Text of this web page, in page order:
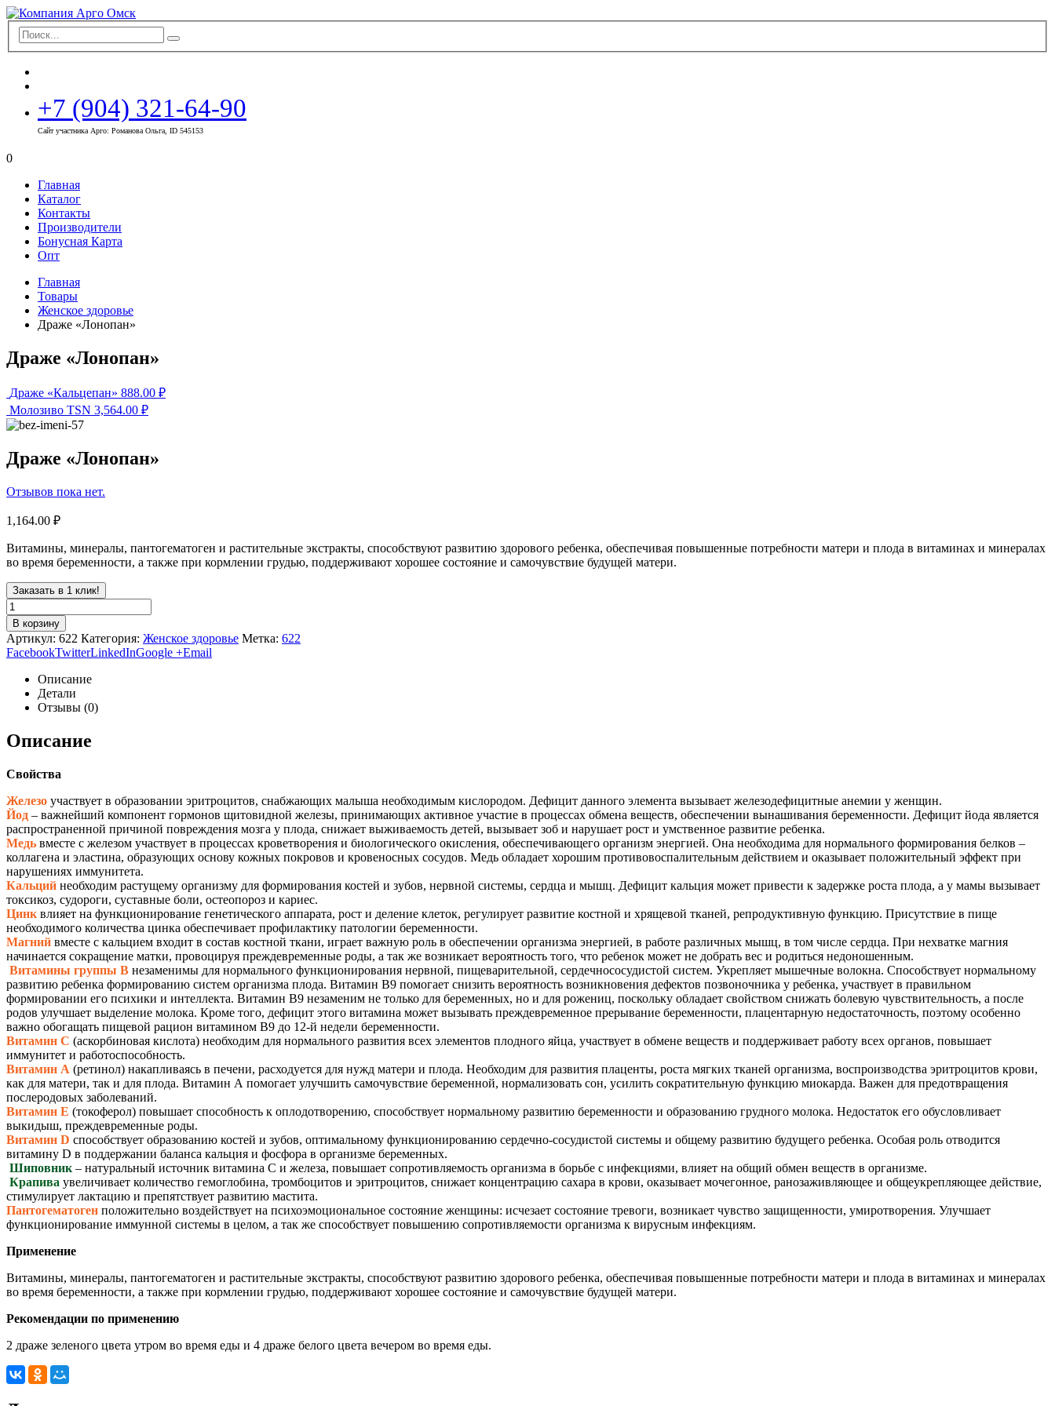
+7 (904) 321-64-90
Сайт участника Арго: Романова Ольга, ID 545153
0
Главная
Каталог
Контакты
Производители
Бонусная Карта
Опт
Главная
Товары
Женское здоровье
Драже «Лонопан»
Драже «Лонопан»
Драже «Кальцепан» 888.00 ₽
Молозиво TSN 3,564.00 ₽
Драже «Лонопан»
Отзывов пока нет.
1,164.00 ₽
Витамины, минералы, пантогематоген и растительные экстракты, способствуют развитию здорового ребенка, обеспечивая повышенные потребности матери и плода в витаминах и минералах
во время беременности, а также при кормлении грудью, поддерживают хорошее состояние и самочувствие будущей матери.
Заказать в 1 клик!
В корзину
Артикул: 622 Категория: Женское здоровье Метка: 622
FacebookTwitterLinkedInGoogle +Email
Описание
Детали
Отзывы (0)
Описание
Свойства
Железо участвует в образовании эритроцитов, снабжающих малыша необходимым кислородом. Дефицит данного элемента вызывает железодефицитные анемии у женщин.
Йод – важнейший компонент гормонов щитовидной железы, принимающих активное участие в процессах обмена веществ, обеспечении вынашивания беременности. Дефицит йода является
распространенной причиной повреждения мозга у плода, снижает выживаемость детей, вызывает зоб и нарушает рост и умственное развитие ребенка.
Медь вместе с железом участвует в процессах кроветворения и биологического окисления, обеспечивающего организм энергией. Она необходима для нормального формирования белков –
коллагена и эластина, образующих основу кожных покровов и кровеносных сосудов. Медь обладает хорошим противовоспалительным действием и оказывает положительный эффект при
нарушениях иммунитета.
Кальций необходим растущему организму для формирования костей и зубов, нервной системы, сердца и мышц. Дефицит кальция может привести к задержке роста плода, а у мамы вызывает
токсикоз, судороги, суставные боли, остеопороз и кариес.
Цинк влияет на функционирование генетического аппарата, рост и деление клеток, регулирует развитие костной и хрящевой тканей, репродуктивную функцию. Присутствие в пище
необходимого количества цинка обеспечивает профилактику патологии беременности.
Магний вместе с кальцием входит в состав костной ткани, играет важную роль в обеспечении организма энергией, в работе различных мышц, в том числе сердца. При нехватке магния
начинается сокращение матки, провоцируя преждевременные роды, а так же возникает вероятность того, что ребенок может не добрать вес и родиться недоношенным.
Витамины группы B незаменимы для нормального функционирования нервной, пищеварительной, сердечнососудистой систем. Укрепляет мышечные волокна. Способствует нормальному
развитию ребенка формированию систем организма плода. Витамин В9 помогает снизить вероятность возникновения дефектов позвоночника у ребенка, участвует в правильном
формировании его психики и интеллекта. Витамин В9 незаменим не только для беременных, но и для рожениц, поскольку обладает свойством снижать болевую чувствительность, а после
родов улучшает выделение молока. Кроме того, дефицит этого витамина может вызывать преждевременное прерывание беременности, плацентарную недостаточность, поэтому особенно
важно обогащать пищевой рацион витамином В9 до 12-й недели беременности.
Витамин С (аскорбиновая кислота) необходим для нормального развития всех элементов плодного яйца, участвует в обмене веществ и поддерживает работу всех органов, повышает
иммунитет и работоспособность.
Витамин А (ретинол) накапливаясь в печени, расходуется для нужд матери и плода. Необходим для развития плаценты, роста мягких тканей организма, воспроизводства эритроцитов крови,
как для матери, так и для плода. Витамин А помогает улучшить самочувствие беременной, нормализовать сон, усилить сократительную функцию миокарда. Важен для предотвращения
послеродовых заболеваний.
Витамин Е (токоферол) повышает способность к оплодотворению, способствует нормальному развитию беременности и образованию грудного молока. Недостаток его обусловливает
выкидыш, преждевременные роды.
Витамин D способствует образованию костей и зубов, оптимальному функционированию сердечно-сосудистой системы и общему развитию будущего ребенка. Особая роль отводится
витамину D в поддержании баланса кальция и фосфора в организме беременных.
Шиповник – натуральный источник витамина С и железа, повышает сопротивляемость организма в борьбе с инфекциями, влияет на общий обмен веществ в организме.
Крапива увеличивает количество гемоглобина, тромбоцитов и эритроцитов, снижает концентрацию сахара в крови, оказывает мочегонное, ранозаживляющее и общеукрепляющее действие,
стимулирует лактацию и препятствует развитию мастита.
Пантогематоген положительно воздействует на психоэмоциональное состояние женщины: исчезает состояние тревоги, возникает чувство защищенности, умиротворения. Улучшает
функционирование иммунной системы в целом, а так же способствует повышению сопротивляемости организма к вирусным инфекциям.
Применение
Витамины, минералы, пантогематоген и растительные экстракты, способствуют развитию здорового ребенка, обеспечивая повышенные потребности матери и плода в витаминах и минералах
во время беременности, а также при кормлении грудью, поддерживают хорошее состояние и самочувствие будущей матери.
Рекомендации по применению
2 драже зеленого цвета утром во время еды и 4 драже белого цвета вечером во время еды.